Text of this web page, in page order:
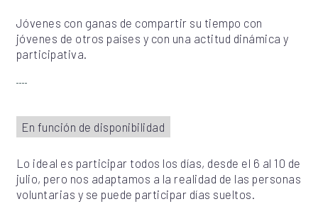
Jóvenes con ganas de compartir su tiempo con
jóvenes de otros países y con una actitud dinámica y
participativa.
En función de disponibilidad
Lo ideal es participar todos los días, desde el 6 al 10 de
julio, pero nos adaptamos a la realidad de las personas
voluntarias y se puede participar días sueltos.